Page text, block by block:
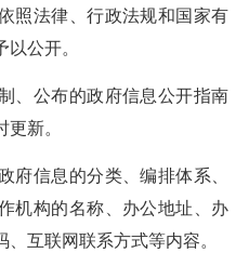
法律、行政法规和国家有
公开。
公布的政府信息公开指南
新。
信息的分类、编排体系、
机构的名称、办公地址、办
互联网联系方式等内容。